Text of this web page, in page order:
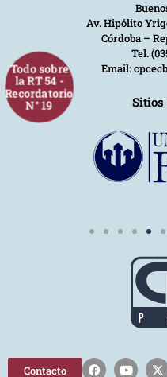
Todo sobre
la RT 54 -
Recordatorio
N° 19
Av. Hipólito
Córdoba –
Tel.
Email:
Sitios
Contacto